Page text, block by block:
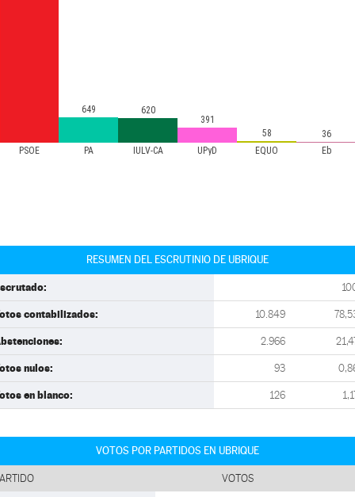
PSOE PA IULV-CA UPyD EQUO Eb
649
620
391
58
36
RESUMEN DEL ESCRUTINIO DE UBRIQUE
contabilizados: 10.849
2.966
nulos: 93
en blanco: 126
VOTOS POR PARTIDOS EN UBRIQUE
VOTOS